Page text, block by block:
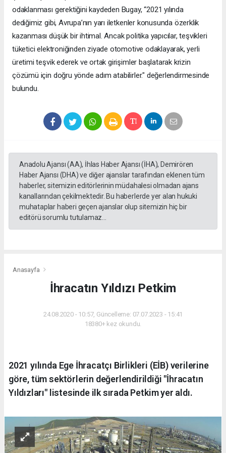
odaklanması gerektiğini kaydeden Bugay, “2021 yılında
dediğimiz gibi, Avrupa’nın yarı iletkenler konusunda özerklik
kazanması düşük bir ihtimal. Ancak politika yapıcılar, teşvikleri
tüketici elektroniğinden ziyade otomotive odaklayarak, yerli
üretimi teşvik ederek ve ortak girişimler başlatarak krizin
çözümü için doğru yönde adım atabilirler." değerlendirmesinde
bulundu.
Anadolu Ajansı (AA), İhlas Haber Ajansı (İHA), Demirören
Haber Ajansı (DHA) ve diğer ajanslar tarafından eklenen tüm
haberler, sitemizin editörlerinin müdahalesi olmadan ajans
kanallarından çekilmektedir. Bu haberlerde yer alan hukuki
muhataplar haberi geçen ajanslar olup sitemizin hiç bir
editörü sorumlu tutulamaz...
Anasayfa
İhracatın Yıldızı Petkim
24.08.2020 - 10:57, Güncelleme: 07.07.2023 - 15:41
18380+ kez okundu.
2021 yılında Ege İhracatçı Birlikleri (EİB) verilerine
göre, tüm sektörlerin değerlendirildiği "İhracatın
Yıldızları" listesinde ilk sırada Petkim yer aldı.